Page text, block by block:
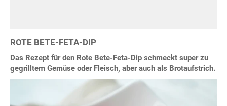
ROTE BETE-FETA-DIP
Das Rezept für den Rote Bete-Feta-Dip schmeckt super zu
gegrilltem Gemüse oder Fleisch, aber auch als Brotaufstrich.